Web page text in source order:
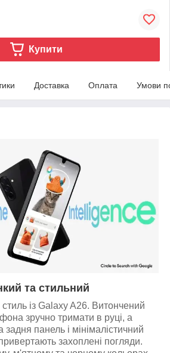
Купити
Доставка Оплата Умови
та стильний
стиль із Galaxy A26. Витончений
зручно тримати в руці, а
задня панель і мінімалістичний
захоплені погляди.